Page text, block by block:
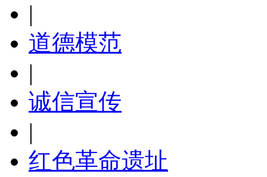
|
道德模范
|
诚信宣传
|
红色革命遗址